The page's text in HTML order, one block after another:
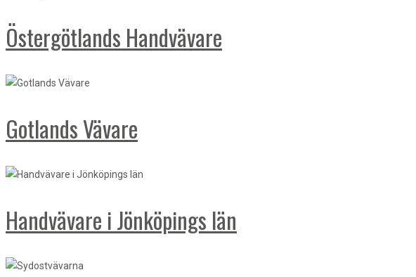
Östergötlands Handvävare
Gotlands Vävare
Handvävare i Jönköpings län